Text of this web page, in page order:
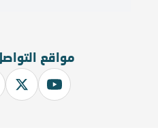
مواقع